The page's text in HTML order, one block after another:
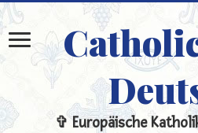
✞ Europäische